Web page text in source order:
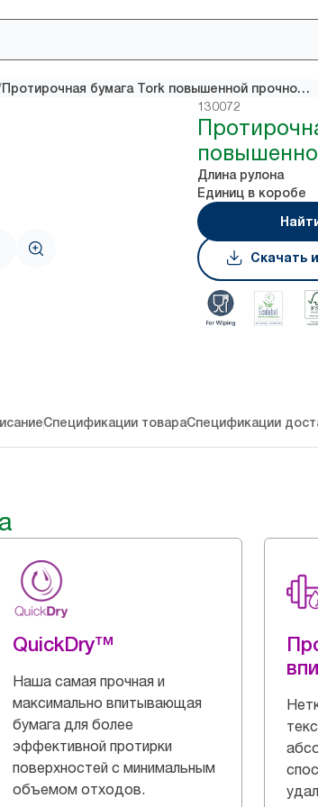
Протирочная бумага Tork повышенной прочности
130072
Длина рулона
Единиц в коробе
Скачать
Спецификации товараСпецификации
QuickDry™
Наша самая прочная и
максимально впитывающая
бумага для более
эффективной протирки
поверхностей с минимальным
объемом отходов.